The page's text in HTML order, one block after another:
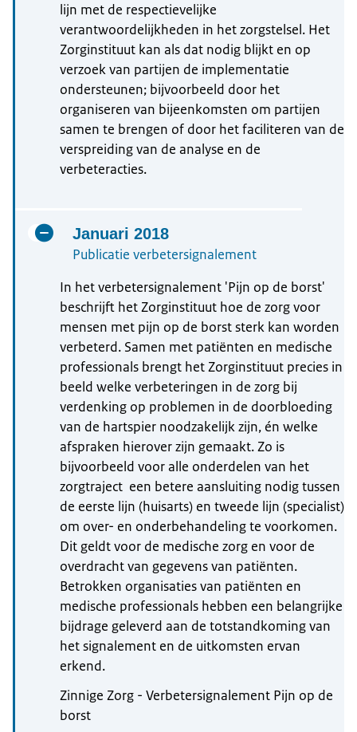
lijn met de respectievelijke
verantwoordelijkheden in het zorgstelsel. Het
Zorginstituut kan als dat nodig blijkt en op
verzoek van partijen de implementatie
ondersteunen; bijvoorbeeld door het
organiseren van bijeenkomsten om partijen
samen te brengen of door het faciliteren van de
verspreiding van de analyse en de
verbeteracties.
Januari 2018
Publicatie verbetersignalement
In het verbetersignalement 'Pijn op de borst'
beschrijft het Zorginstituut hoe de zorg voor
mensen met pijn op de borst sterk kan worden
verbeterd. Samen met patiënten en medische
professionals brengt het Zorginstituut precies in
beeld welke verbeteringen in de zorg bij
verdenking op problemen in de doorbloeding
van de hartspier noodzakelijk zijn, én welke
afspraken hierover zijn gemaakt. Zo is
bijvoorbeeld voor alle onderdelen van het
zorgtraject een betere aansluiting nodig tussen
de eerste lijn (huisarts) en tweede lijn (specialist)
om over- en onderbehandeling te voorkomen.
Dit geldt voor de medische zorg en voor de
overdracht van gegevens van patiënten.
Betrokken organisaties van patiënten en
medische professionals hebben een belangrijke
bijdrage geleverd aan de totstandkoming van
het signalement en de uitkomsten ervan
erkend.
Zinnige Zorg - Verbetersignalement Pijn op de
borst